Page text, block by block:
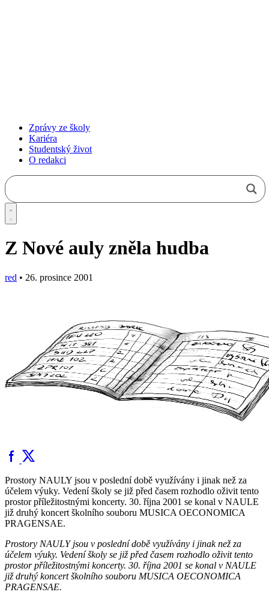
Zprávy ze školy
Kariéra
Studentský život
O redakci
Z Nové auly zněla hudba
red • 26. prosince 2001
Prostory NAULY jsou v poslední době využívány i jinak než za
účelem výuky. Vedení školy se již před časem rozhodlo oživit tento
prostor příležitostnými koncerty. 30. října 2001 se konal v NAULE
již druhý koncert školního souboru MUSICA OECONOMICA
PRAGENSAE.
Prostory NAULY jsou v poslední době využívány i jinak než za
účelem výuky. Vedení školy se již před časem rozhodlo oživit tento
prostor příležitostnými koncerty. 30. října 2001 se konal v NAULE
již druhý koncert školního souboru MUSICA OECONOMICA
PRAGENSAE.